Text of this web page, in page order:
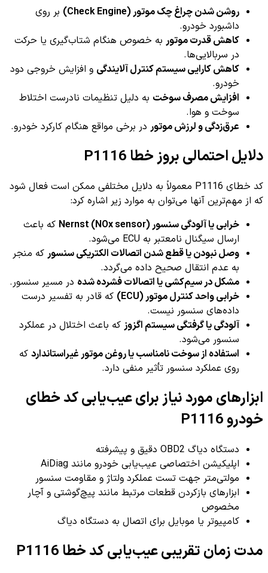
روشن شدن چراغ چک موتور (Check Engine)
بر روی
داشبورد خودرو.
کاهش قدرت موتور به خصوص هنگام شتاب‌گیری یا حرکت
در سربالایی‌ها.
کاهش کارایی سیستم کنترل آلایندگی و افزایش خروجی دود
خودرو.
افزایش مصرف سوخت به دلیل تنظیمات نادرست اختلاط
سوخت و هوا.
عرق‌زدگی و لرزش موتور در برخی مواقع هنگام کارکرد خودرو.
دلایل احتمالی بروز خطا P1116
کد خطای P1116 معمولاً به دلایل مختلفی ممکن است فعال شود
که از مهم‌ترین آنها می‌توان به موارد زیر اشاره کرد:
خرابی یا آلودگی سنسور Nernst (NOx sensor)
که باعث
ارسال سیگنال نامعتبر به ECU می‌شود.
وصل نبودن یا قطع شدن اتصالات الکتریکی سنسور که منجر
به عدم انتقال صحیح داده می‌گردد.
مشکل در سیم‌کشی یا اتصالات فشرده شده در مسیر سنسور.
خرابی واحد کنترل موتور (ECU)
که قادر به تفسیر درست
داده‌های سنسور نیست.
آلودگی یا گرفتگی سیستم اگزوز که باعث اختلال در عملکرد
سنسور می‌شود.
استفاده از سوخت نامناسب یا روغن موتور غیراستاندارد که
روی عملکرد سنسور تأثیر منفی دارد.
ابزارهای مورد نیاز برای عیب‌یابی کد خطای
خودرو P1116
دستگاه دیاگ OBD2 دقیق و پیشرفته
اپلیکیشن اختصاصی عیب‌یابی خودرو مانند AiDiag
مولتی‌متر جهت تست عملکرد ولتاژ و مقاومت سنسور
ابزارهای بازکردن قطعات مرتبط مانند پیچ‌گوشتی و آچار
مخصوص
کامپیوتر یا موبایل برای اتصال به دستگاه دیاگ
مدت زمان تقریبی عیب‌یابی کد خطا P1116